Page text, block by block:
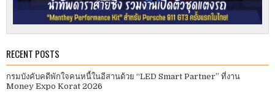
RECENT POSTS
กรมบังคับคดีพักใจคนหนี้ในอีสานด้วย “LED Smart Partner” ที่งาน
Money Expo Korat 2026